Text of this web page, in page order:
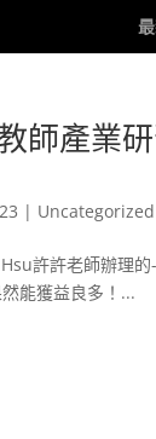
師產業
| Uncategorized
許許老師辦理
能獲益良多！...